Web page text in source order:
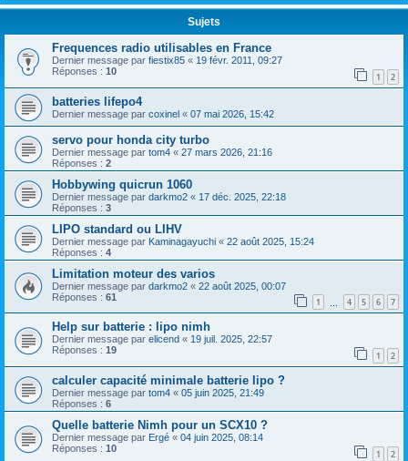
Sujets
Frequences radio utilisables en France
Dernier message par fiestix85 « 19 févr. 2011, 09:27
Réponses : 10 1 2
batteries lifepo4
Dernier message par coxinel « 07 mai 2026, 15:42
servo pour honda city turbo
Dernier message par tom4 « 27 mars 2026, 21:16
Réponses : 2
Hobbywing quicrun 1060
Dernier message par darkmo2 « 17 déc. 2025, 22:18
Réponses : 3
LIPO standard ou LIHV
Dernier message par Kaminagayuchi « 22 août 2025, 15:24
Réponses : 4
Limitation moteur des varios
Dernier message par darkmo2 « 22 août 2025, 00:07
Réponses : 61 1 4 5 6 7
Help sur batterie : lipo nimh
Dernier message par elicend « 19 juil. 2025, 22:57
Réponses : 19 1 2
calculer capacité minimale batterie lipo ?
Dernier message par tom4 « 05 juin 2025, 21:49
Réponses : 6
Quelle batterie Nimh pour un SCX10 ?
Dernier message par Ergé « 04 juin 2025, 08:14
Réponses : 10 1 2